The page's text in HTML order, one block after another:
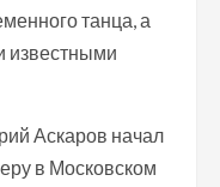
танца, а
известными
Аскаров начал
в Московском